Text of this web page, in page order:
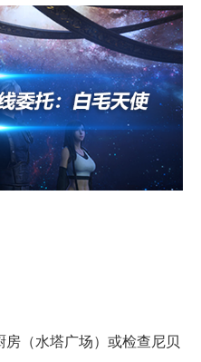
（水塔广场）或检查尼贝